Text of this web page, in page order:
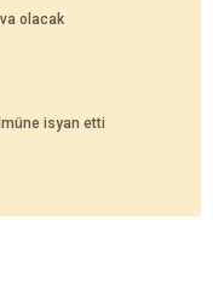
olacak
isyan etti